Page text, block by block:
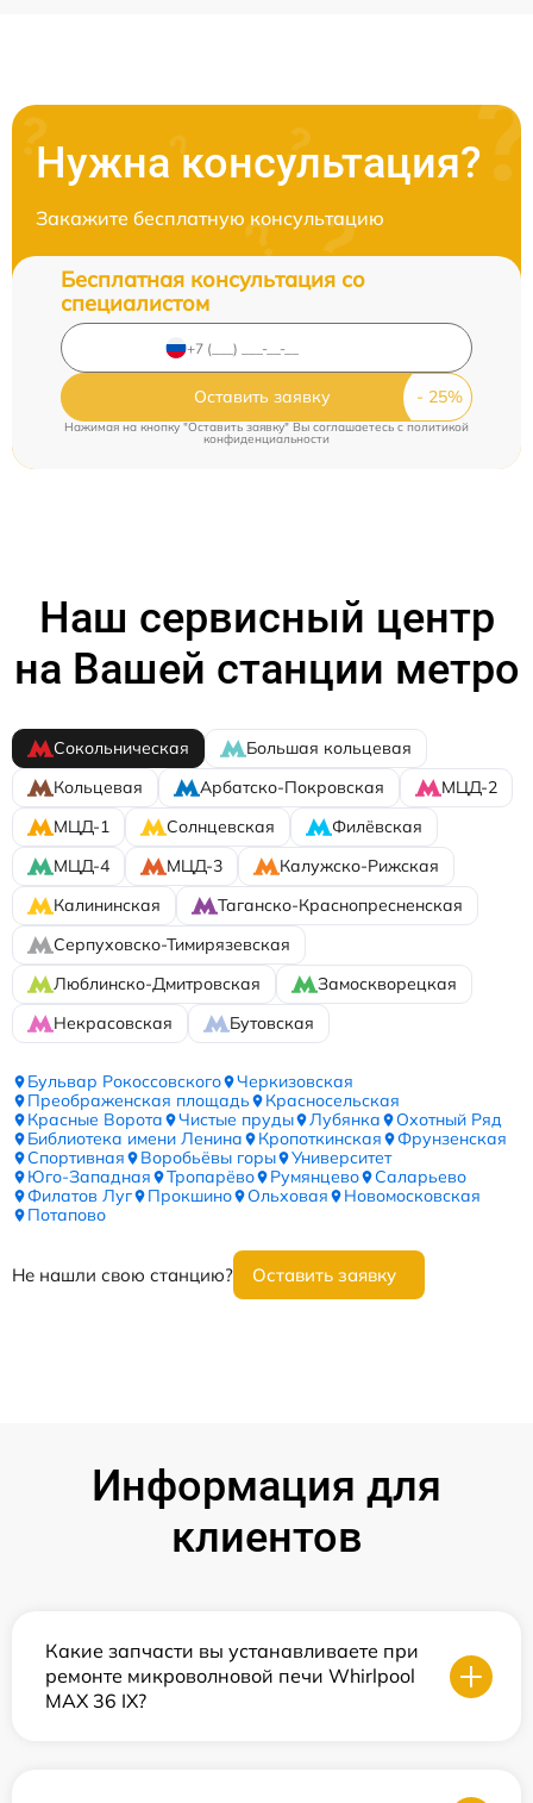
Нужна консультация?
Закажите бесплатную консультацию
Бесплатная консультация со
специалистом
Оставить заявку
Нажимая на кнопку "Оставить заявку" Вы соглашаетесь c политикой
конфиденциальности
Наш сервисный центр
на Вашей станции метро
Сокольническая
Большая кольцевая
Кольцевая
Арбатско-Покровская
МЦД-2
МЦД-1
Солнцевская
Филёвская
МЦД-4
МЦД-3
Калужско-Рижская
Калининская
Таганско-Краснопресненская
Серпуховско-Тимирязевская
Люблинско-Дмитровская
Замоскворецкая
Некрасовская
Бутовская
Бульвар Рокоссовского
Черкизовская
Преображенская площадь
Красносельская
Красные Ворота
Чистые пруды Лубянка
Охотный Ряд
Библиотека имени Ленина
Кропоткинская
Фрунзенская
Спортивная
Воробьёвы горы
Университет
Юго-Западная
Тропарёво Румянцево
Саларьево
Филатов Луг
Прокшино Ольховая
Новомосковская
Потапово
Не нашли свою станцию? Оставить заявку
Информация для
клиентов
Какие запчасти вы устанавливаете при
ремонте микроволновой печи Whirlpool
MAX 36 IX?